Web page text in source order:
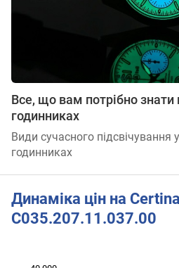
Все, що вам потрібно знати
годинниках
Види сучасного підсвічування
годинниках
Динаміка цін на
C035.207.11.037.00